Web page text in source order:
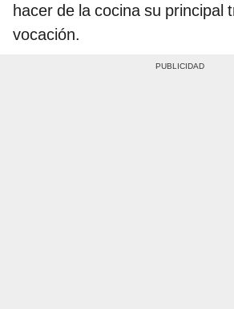
hacer de la cocina su principal
vocación.